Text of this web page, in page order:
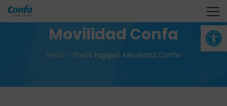
Abrir
Movilidad Confa
Inicio - Posts tagged: Movilidad Confa